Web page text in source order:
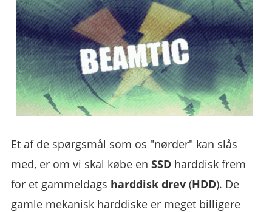
Et af de spørgsmål som os "nørder" kan slås
med, er om vi skal købe enSSD harddisk frem
for et gammeldags harddisk drev (HDD). De
gamle mekanisk harddiske er meget billigere